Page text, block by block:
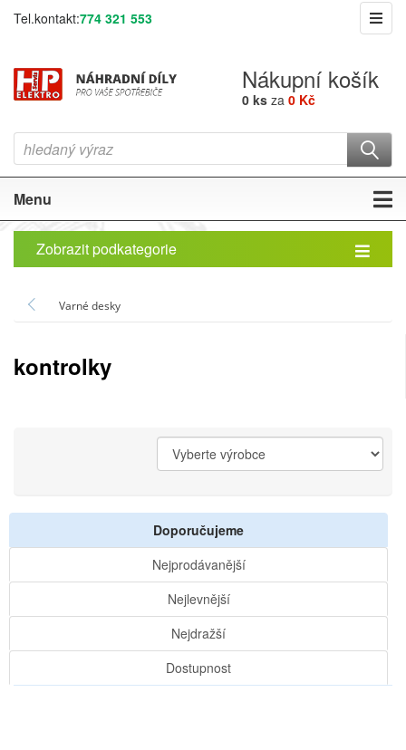
Tel.kontakt:774 321 553
Nákupní košík
0 ks za 0 Kč
Menu
Zobrazit podkategorie
Varné desky
kontrolky
Doporučujeme
Nejprodávanější
Nejlevnější
Nejdražší
Dostupnost